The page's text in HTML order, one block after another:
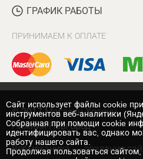
ГРАФИК РАБОТЫ
ПРИНИМАЕМ К ОПЛАТЕ
© 2017 Магазин Хозяин
Нижний Новгород
Вебмеханика — создание
Cайт использует файлы cookie
инструментов веб-аналитики
Собранная при помощи cookie
идентифицировать вас, однако
работу нашего сайта.
Продолжая пользоваться